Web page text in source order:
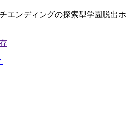
エンディングの探索型学園脱出ホ